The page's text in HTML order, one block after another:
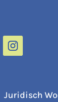
Juridisch